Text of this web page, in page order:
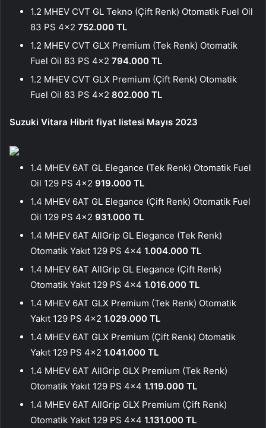
1.2 MHEV CVT GL Tekno (Çift Renk) Otomatik Fuel Oil
83 PS 4×2 752.000 TL
1.2 MHEV CVT GLX Premium (Tek Renk) Otomatik
Fuel Oil 83 PS 4×2 794.000 TL
1.2 MHEV CVT GLX Premium (Çift Renk) Otomatik
Fuel Oil 83 PS 4×2 802.000 TL
Suzuki Vitara Hibrit fiyat listesi Mayıs 2023
1.4 MHEV 6AT GL Elegance (Tek Renk) Otomatik Fuel
Oil 129 PS 4×2 919.000 TL
1.4 MHEV 6AT GL Elegance (Çift Renk) Otomatik Fuel
Oil 129 PS 4×2 931.000 TL
1.4 MHEV 6AT AllGrip GL Elegance (Tek Renk)
Otomatik Yakıt 129 PS 4×4 1.004.000 TL
1.4 MHEV 6AT AllGrip GL Elegance (Çift Renk)
Otomatik Yakıt 129 PS 4×4 1.016.000 TL
1.4 MHEV 6AT GLX Premium (Tek Renk) Otomatik
Yakıt 129 PS 4×2 1.029.000 TL
1.4 MHEV 6AT GLX Premium (Çift Renk) Otomatik
Yakıt 129 PS 4×2 1.041.000 TL
1.4 MHEV 6AT AllGrip GLX Premium (Tek Renk)
Otomatik Yakıt 129 PS 4×4 1.119.000 TL
1.4 MHEV 6AT AllGrip GLX Premium (Çift Renk)
Otomatik Yakıt 129 PS 4×4 1.131.000 TL